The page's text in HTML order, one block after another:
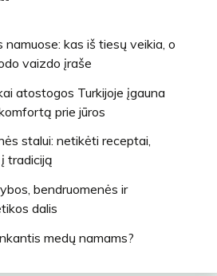
namuose: kas iš tiesų veikia, o
vaizdo įraše
atostogos Turkijoje įgauna
prie jūros
stalui: netikėti receptai,
tradiciją
bendruomenės ir
dalis
medų namams?